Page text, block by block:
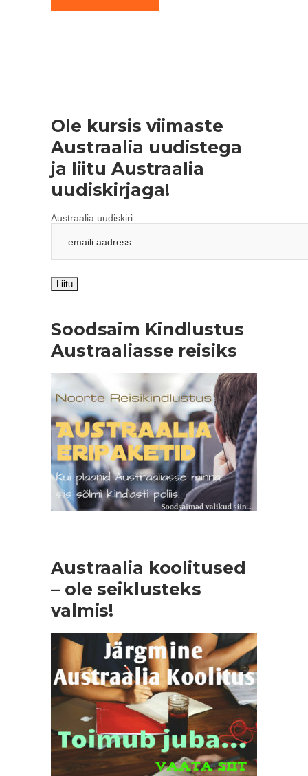
Ole kursis viimaste
Austraalia uudistega
ja liitu Austraalia
uudiskirjaga!
Austraalia uudiskiri
Soodsaim Kindlustus
Austraaliasse reisiks
Austraalia koolitused
– ole seiklusteks
valmis!